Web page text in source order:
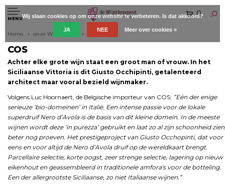
MENU
0
Home onze Wijnboeren COS
COS
Achter elke grote wijn staat een groot man of vrouw. In het
Siciliaanse Vittoria is dit Giusto Occhipinti, getalenteerd
architect maar vooral bezield wijnmaker.
Volgens Luc Hoornaert, de Belgische importeur van COS: ”Eén der enige
serieuze ‘bio-domeinen’ in Italië. Een intense passie voor de lokale
superdruif Nero d’Avola is de basis van dit kleine domein. In de meeste
wijnen wordt deze ‘in purezza’ gebruikt en laat zo al zijn schoonheid
beter nog proeven. Het prestigeproject van Giusto Occhopinti, dat voor
eens en voor altijd de Nero d’Avola druif op de wereldkaart brengt.
Parcellaire selectie, korte oogst, zeer strenge selectie, lagering op nieuw
eikenhout en geassembleerd in traditionele amfora's voor de botteling.
Een der allergrootste Siciliaanse, zo niet Italiaanse wijnen.”
Wij slaan cookies op om onze website te verbeteren. Is dat akkoord?
JA NEE Meer over cookies »